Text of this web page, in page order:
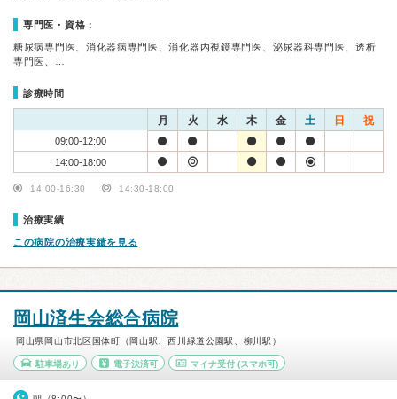
専門医・資格：
糖尿病専門医、消化器病専門医、消化器内視鏡専門医、泌尿器科専門医、透析
専門医、…
診療時間
月 火 水 木 金 土 日 祝
09:00-12:00
14:00-18:00
14:00-16:30 14:30-18:00
治療実績
この病院の治療実績を見る
岡山済生会総合病院
岡山県岡山市北区国体町（岡山駅、西川緑道公園駅、柳川駅）
駐車場あり 電子決済可 マイナ受付 (スマホ可)